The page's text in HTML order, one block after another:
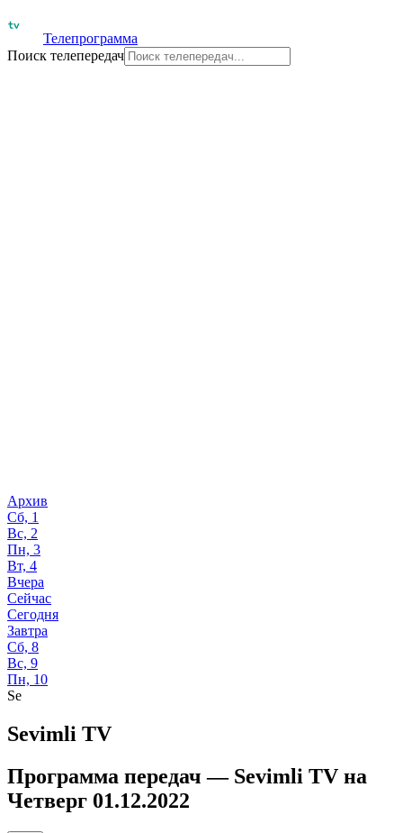
Телепрограмма
Поиск телепередач
Архив
Сб, 1
Вс, 2
Пн, 3
Вт, 4
Вчера
Сейчас
Сегодня
Завтра
Сб, 8
Вс, 9
Пн, 10
Se
Sevimli TV
Программа передач — Sevimli TV на
Четверг 01.12.2022